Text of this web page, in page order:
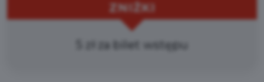
ZNIŻKI
5 zł za bilet wstępu